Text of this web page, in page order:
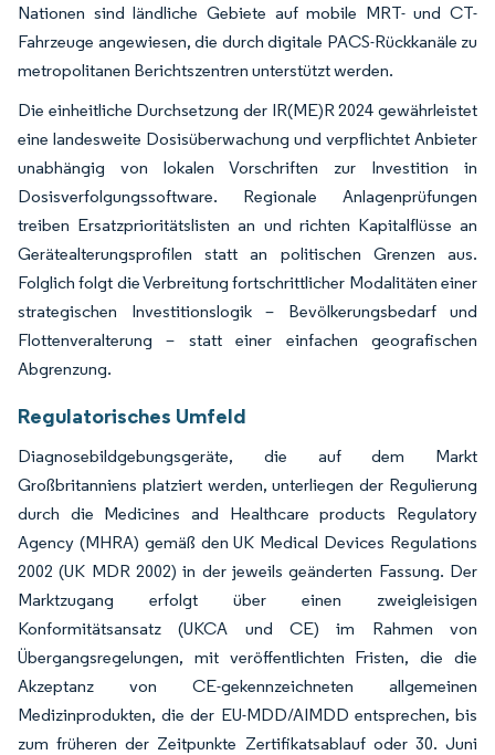
Nationen sind ländliche Gebiete auf mobile MRT- und CT-
Fahrzeuge angewiesen, die durch digitale PACS-Rückkanäle zu
metropolitanen Berichtszentren unterstützt werden.
Die einheitliche Durchsetzung der IR(ME)R 2024 gewährleistet
eine landesweite Dosisüberwachung und verpflichtet Anbieter
unabhängig von lokalen Vorschriften zur Investition in
Dosisverfolgungssoftware. Regionale Anlagenprüfungen
treiben Ersatzprioritätslisten an und richten Kapitalflüsse an
Gerätealterungsprofilen statt an politischen Grenzen aus.
Folglich folgt die Verbreitung fortschrittlicher Modalitäten einer
strategischen Investitionslogik – Bevölkerungsbedarf und
Flottenveralterung – statt einer einfachen geografischen
Abgrenzung.
Regulatorisches Umfeld
Diagnosebildgebungsgeräte, die auf dem Markt
Großbritanniens platziert werden, unterliegen der Regulierung
durch die Medicines and Healthcare products Regulatory
Agency (MHRA) gemäß den UK Medical Devices Regulations
2002 (UK MDR 2002) in der jeweils geänderten Fassung. Der
Marktzugang erfolgt über einen zweigleisigen
Konformitätsansatz (UKCA und CE) im Rahmen von
Übergangsregelungen, mit veröffentlichten Fristen, die die
Akzeptanz von CE-gekennzeichneten allgemeinen
Medizinprodukten, die der EU-MDD/AIMDD entsprechen, bis
zum früheren der Zeitpunkte Zertifikatsablauf oder 30. Juni